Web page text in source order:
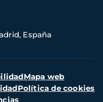
España
Mapa web
Política de cookies